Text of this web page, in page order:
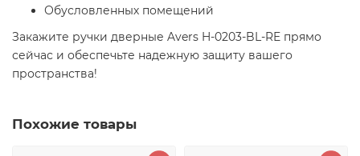
Обусловленных помещений
Закажите ручки дверные Avers H-0203-BL-RE прямо
сейчас и обеспечьте надежную защиту вашего
пространства!
Похожие товары